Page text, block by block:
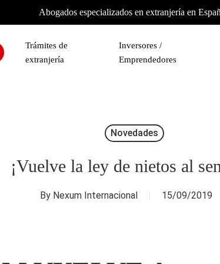
Abogados especializados en extranjería en
Trámites de
extranjería
Inversores /
Emprendedores
Novedades
¡Vuelve la ley de nietos al
By Nexum Internacional 15/09/2019